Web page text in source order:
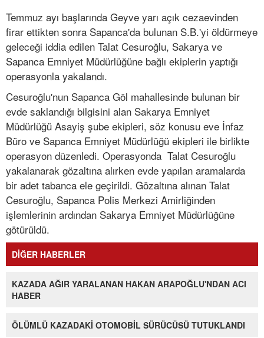
Temmuz ayı başlarında Geyve yarı açık cezaevinden
firar ettikten sonra Sapanca'da bulunan S.B.'yi öldürmeye
geleceği iddia edilen Talat Cesuroğlu, Sakarya ve
Sapanca Emniyet Müdürlüğüne bağlı ekiplerin yaptığı
operasyonla yakalandı.
Cesuroğlu'nun Sapanca Göl mahallesinde bulunan bir
evde saklandığı bilgisini alan Sakarya Emniyet
Müdürlüğü Asayiş şube ekipleri, söz konusu eve İnfaz
Büro ve Sapanca Emniyet Müdürlüğü ekipleri ile birlikte
operasyon düzenledi. Operasyonda Talat Cesuroğlu
yakalanarak gözaltına alırken evde yapılan aramalarda
bir adet tabanca ele geçirildi. Gözaltına alınan Talat
Cesuroğlu, Sapanca Polis Merkezi Amirliğinden
işlemlerinin ardından Sakarya Emniyet Müdürlüğüne
götürüldü.
DİĞER HABERLER
KAZADA AĞIR YARALANAN HAKAN ARAPOĞLU'NDAN ACI
HABER
ÖLÜMLÜ KAZADAKİ OTOMOBİL SÜRÜCÜSÜ TUTUKLANDI